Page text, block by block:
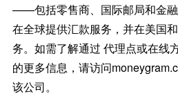
——包括零售商、国际邮局和金
在全球提供汇款服务，并在美国
务。如需了解通过 代理点或在线
的更多信息，请访问
该公司。